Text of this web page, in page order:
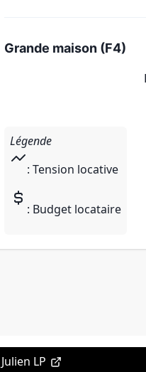
Grande maison (F4)
Légende
: Tension locative
: Budget locataire
Julien LP